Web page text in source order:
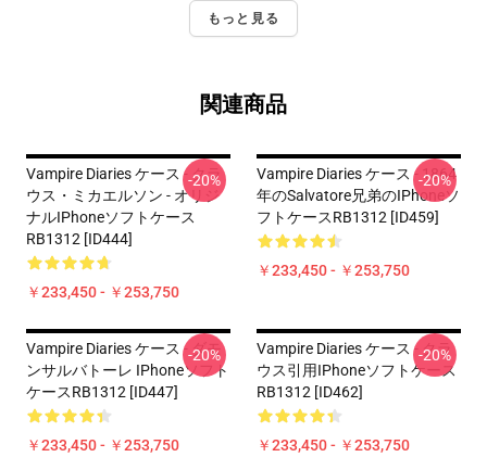
もっと見る
関連商品
Vampire Diaries ケース - クラ
ウス・ミカエルソン - オリジ
ナルiPhoneソフトケース
RB1312 [ID444]
￥233,450 - ￥253,750
-20%
Vampire Diaries ケース - 1864
年のSalvatore兄弟のiPhoneソ
フトケースRB1312 [ID459]
￥233,450 - ￥253,750
-20%
Vampire Diaries ケース - ダモ
ンサルバトーレ IPhoneソフト
ケースRB1312 [ID447]
￥233,450 - ￥253,750
-20%
Vampire Diaries ケース - クラ
ウス引用iPhoneソフトケース
RB1312 [ID462]
￥233,450 - ￥253,750
-20%